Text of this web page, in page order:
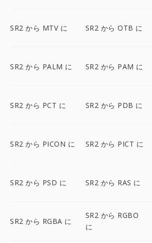
SR2 から MTV に SR2 から OTB に
SR2 から PALM に SR2 から PAM に
SR2 から PCT に SR2 から PDB に
SR2 から PICON に SR2 から PICT に
SR2 から PSD に SR2 から RAS に
SR2 から RGBA に
SR2 から RGBO
に